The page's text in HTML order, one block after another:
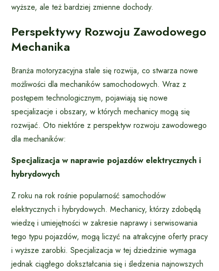
wyższe, ale też bardziej zmienne dochody.
Perspektywy Rozwoju Zawodowego
Mechanika
Branża motoryzacyjna stale się rozwija, co stwarza nowe
możliwości dla mechaników samochodowych. Wraz z
postępem technologicznym, pojawiają się nowe
specjalizacje i obszary, w których mechanicy mogą się
rozwijać. Oto niektóre z perspektyw rozwoju zawodowego
dla mechaników:
Specjalizacja w naprawie pojazdów elektrycznych i
hybrydowych
Z roku na rok rośnie popularność samochodów
elektrycznych i hybrydowych. Mechanicy, którzy zdobędą
wiedzę i umiejętności w zakresie naprawy i serwisowania
tego typu pojazdów, mogą liczyć na atrakcyjne oferty pracy
i wyższe zarobki. Specjalizacja w tej dziedzinie wymaga
jednak ciągłego dokształcania się i śledzenia najnowszych